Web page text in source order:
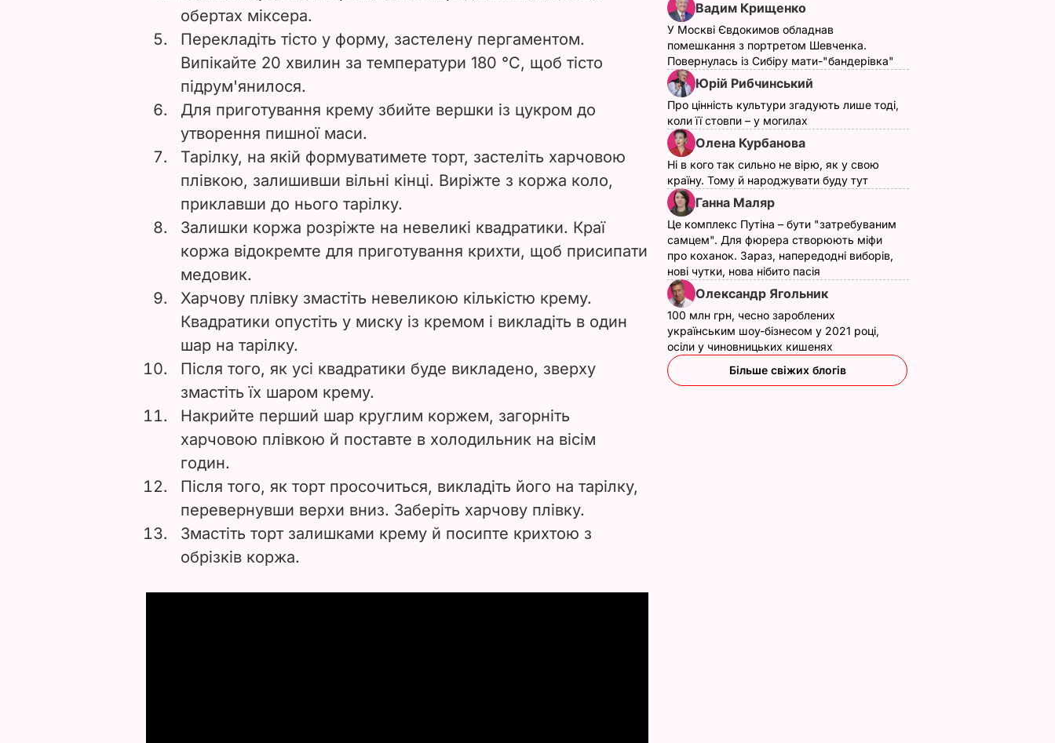
обертах міксера.
Перекладіть тісто у форму, застелену пергаментом.
Випікайте 20 хвилин за температури 180 °C, щоб тісто
підрум'янилося.
Для приготування крему збийте вершки із цукром до
утворення пишної маси.
Тарілку, на якій формуватимете торт, застеліть харчовою
плівкою, залишивши вільні кінці. Виріжте з коржа коло,
приклавши до нього тарілку.
Залишки коржа розріжте на невеликі квадратики. Краї
коржа відокремте для приготування крихти, щоб присипати
медовик.
Харчову плівку змастіть невеликою кількістю крему.
Квадратики опустіть у миску із кремом і викладіть в один
шар на тарілку.
Після того, як усі квадратики буде викладено, зверху
змастіть їх шаром крему.
Накрийте перший шар круглим коржем, загорніть
харчовою плівкою й поставте в холодильник на вісім
годин.
Після того, як торт просочиться, викладіть його на тарілку,
перевернувши верхи вниз. Заберіть харчову плівку.
Змастіть торт залишками крему й посипте крихтою з
обрізків коржа.
Вадим Крищенко
У Москві Євдокимов обладнав
помешкання з портретом Шевченка.
Повернулась із Сибіру мати-"бандерівка"
Юрій Рибчинський
Про цінність культури згадують лише тоді,
коли її стовпи – у могилах
Олена Курбанова
Ні в кого так сильно не вірю, як у свою
країну. Тому й народжувати буду тут
Ганна Маляр
Це комплекс Путіна – бути "затребуваним
самцем". Для фюрера створюють міфи
про коханок. Зараз, напередодні виборів,
нові чутки, нова нібито пасія
Олександр Ягольник
100 млн грн, чесно зароблених
українським шоу-бізнесом у 2021 році,
осіли у чиновницьких кишенях
Більше свіжих блогів